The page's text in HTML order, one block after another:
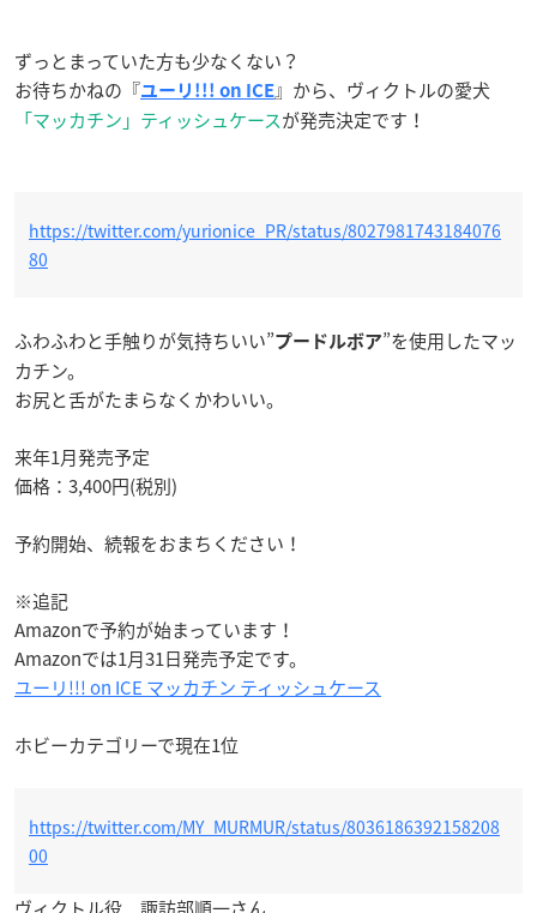
ずっとまっていた方も少なくない？
お待ちかねの『ユーリ!!! on ICE』から、ヴィクトルの愛犬
「マッカチン」ティッシュケースが発売決定です！
https://twitter.com/yurionice_PR/status/8027981743184076
80
ふわふわと手触りが気持ちいい”プードルボア”を使用したマッ
カチン。
お尻と舌がたまらなくかわいい。
来年1月発売予定
価格：3,400円(税別)
予約開始、続報をおまちください！
※追記
Amazonで予約が始まっています！
Amazonでは1月31日発売予定です。
ユーリ!!! on ICE マッカチン ティッシュケース
ホビーカテゴリーで現在1位
https://twitter.com/MY_MURMUR/status/8036186392158208
00
ヴィクトル役 諏訪部順一さん